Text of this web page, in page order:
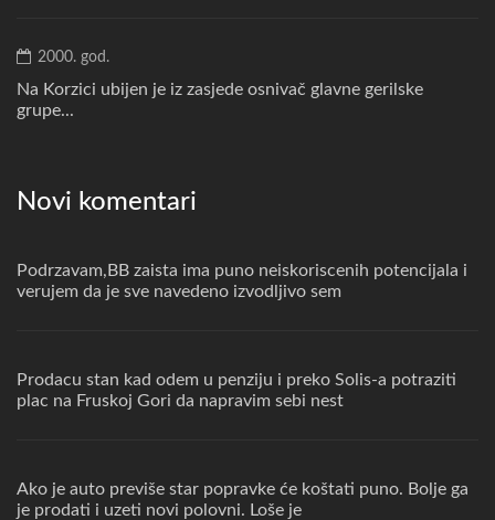
2000. god.
Na Korzici ubijen je iz zasjede osnivač glavne gerilske
grupe...
Novi komentari
Podrzavam,BB zaista ima puno neiskoriscenih potencijala i
verujem da je sve navedeno izvodljivo sem
Prodacu stan kad odem u penziju i preko Solis-a potraziti
plac na Fruskoj Gori da napravim sebi nest
Ako je auto previše star popravke će koštati puno. Bolje ga
je prodati i uzeti novi polovni. Loše je